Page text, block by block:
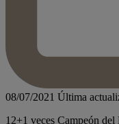
08/07/2021 Última
12+1 veces Campeón